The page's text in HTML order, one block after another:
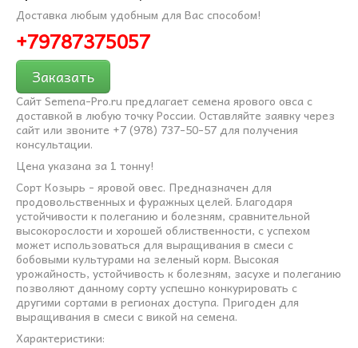
Доставка любым удобным для Вас способом!
+79787375057
Заказать
СайтSemena-Pro.ruпредлагает семена ярового овса с
доставкой в любую точку России. Оставляйте заявку через
сайт или звоните +7 (978) 737-50-57 для получения
консультации.
Цена указана за 1 тонну!
Сорт Козырь - яровой овес. Предназначен для
продовольственных и фуражных целей. Благодаря
устойчивости к полеганию и болезням, сравнительной
высокорослости и хорошей облиственности, с успехом
может использоваться для выращивания в смеси с
бобовыми культурами на зеленый корм. Высокая
урожайность, устойчивость к болезням, засухе и полеганию
позволяют данному сорту успешно конкурировать с
другими сортами в регионах доступа. Пригоден для
выращивания в смеси с викой на семена.
Характеристики: